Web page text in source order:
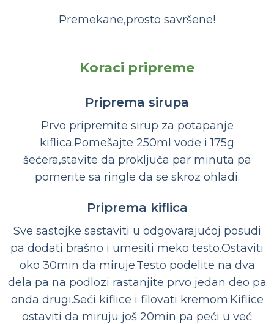
Premekane,prosto savršene!
Koraci pripreme
Priprema sirupa
Prvo pripremite sirup za potapanje
kiflica.Pomešajte 250ml vode i 175g
šećera,stavite da proključa par minuta pa
pomerite sa ringle da se skroz ohladi.
Priprema kiflica
Sve sastojke sastaviti u odgovarajućoj posudi
pa dodati brašno i umesiti meko testo.Ostaviti
oko 30min da miruje.Testo podelite na dva
dela pa na podlozi rastanjite prvo jedan deo pa
onda drugi.Seći kiflice i filovati kremom.Kiflice
ostaviti da miruju još 20min pa peći u već